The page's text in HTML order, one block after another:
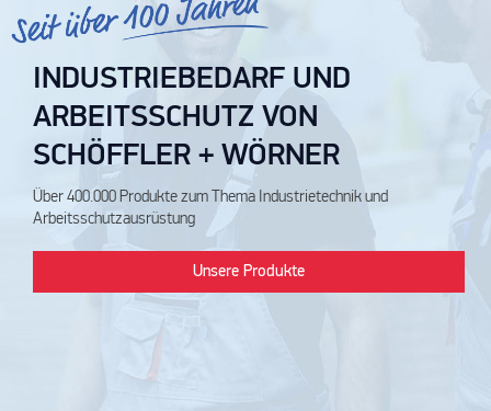
INDUSTRIEBEDARF UND
ARBEITSSCHUTZ VON
SCHÖFFLER + WÖRNER
Über 400.000 Produkte zum Thema Industrietechnik und
Arbeitsschutzausrüstung
Unsere Produkte